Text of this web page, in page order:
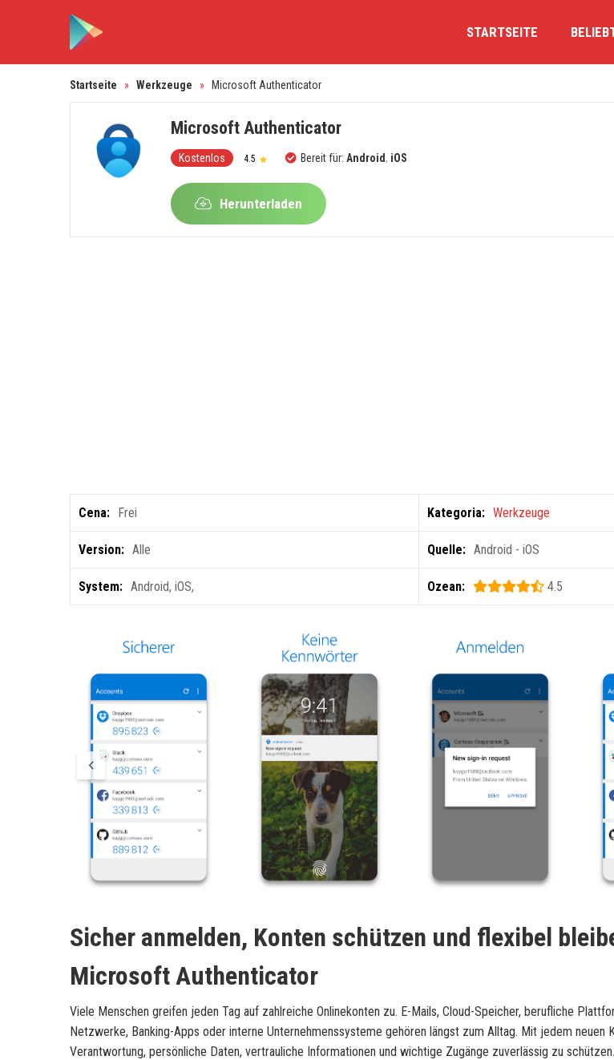
STARTSEITE
Startseite » Werkzeuge » Microsoft Authenticator
Microsoft Authenticator
Kostenlos 4.5 Bereit für: Android , iOS
Herunterladen
Cena: Frei Kategoria: Werkzeuge
Version: Alle Quelle: Android - iOS
System: Android, iOS, Ozean: 4.5
Sicher anmelden, Konten schützen und flexibel
Microsoft Authenticator
Viele Menschen greifen jeden Tag auf zahlreiche Onlinekonten zu. E-Mails, Cloud-Speicher, berufliche
Netzwerke, Banking-Apps oder interne Unternehmenssysteme gehören längst zum Alltag. Mit jedem neuen
Verantwortung, persönliche Daten, vertrauliche Informationen und wichtige Zugänge zuverlässig zu